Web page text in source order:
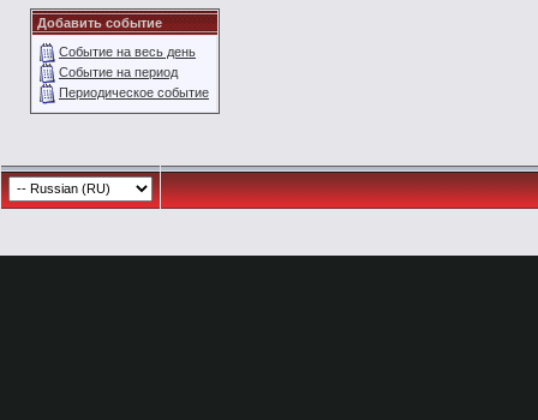
Добавить событие
Событие на весь день
Событие на период
Периодическое событие